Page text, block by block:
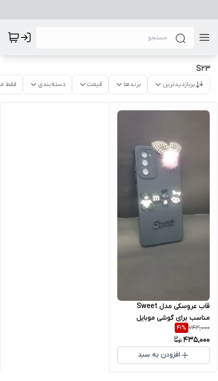
S23
پربازدیدترین برندها قیمت دسته‌بندی فقط
قاب عروسکی مدل Sweet
مناسب برای گوشی موبایل
سامسونگ Galaxy S23
743,000
41%
435,000
افزودن به سبد